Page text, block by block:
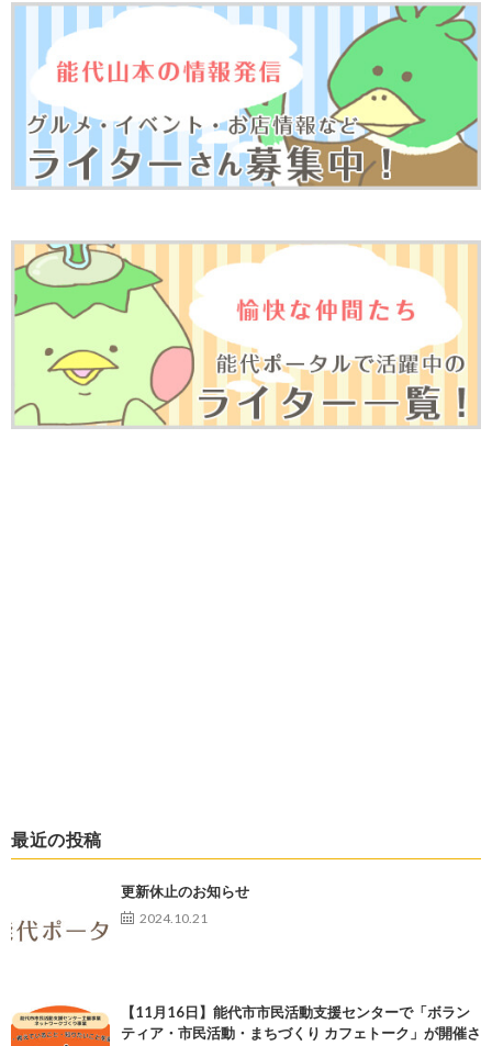
最近の投稿
更新休止のお知らせ
2024.10.21
【11月16日】能代市市民活動支援センターで「ボラン
ティア・市民活動・まちづくり カフェトーク」が開催さ